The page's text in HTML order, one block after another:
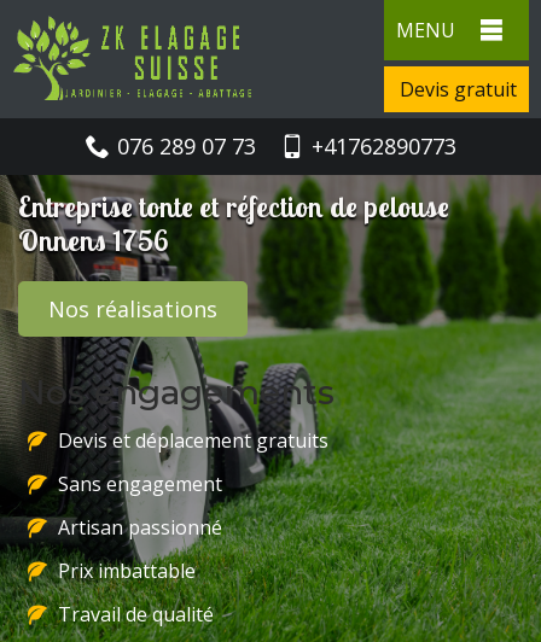
MENU
Devis gratuit
076 289 07 73 +41762890773
Entreprise tonte et réfection de pelouse
Onnens 1756
Nos réalisations
Nos engagements
Devis et déplacement gratuits
Sans engagement
Artisan passionné
Prix imbattable
Travail de qualité